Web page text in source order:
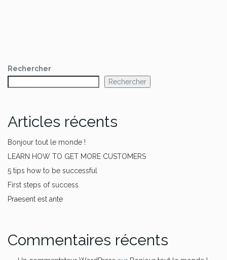
Rechercher
Rechercher
Articles récents
Bonjour tout le monde !
LEARN HOW TO GET MORE CUSTOMERS
5 tips how to be successful
First steps of success
Praesent est ante
Commentaires récents